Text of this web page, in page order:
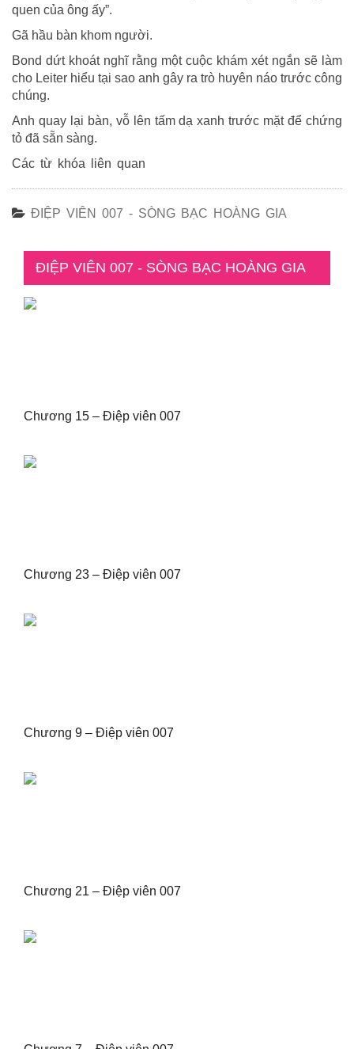
quen của ông ấy”.
Gã hầu bàn khom người.
Bond dứt khoát nghĩ rằng một cuộc khám xét ngắn sẽ làm
cho Leiter hiểu tại sao anh gây ra trò huyên náo trước công
chúng.
Anh quay lại bàn, vỗ lên tấm dạ xanh trước mặt để chứng
tỏ đã sẵn sàng.
Các từ khóa liên quan
ĐIỆP VIÊN 007 - SÒNG BẠC HOÀNG GIA
ĐIỆP VIÊN 007 - SÒNG BẠC HOÀNG GIA
Chương 15 – Điệp viên 007
Chương 23 – Điệp viên 007
Chương 9 – Điệp viên 007
Chương 21 – Điệp viên 007